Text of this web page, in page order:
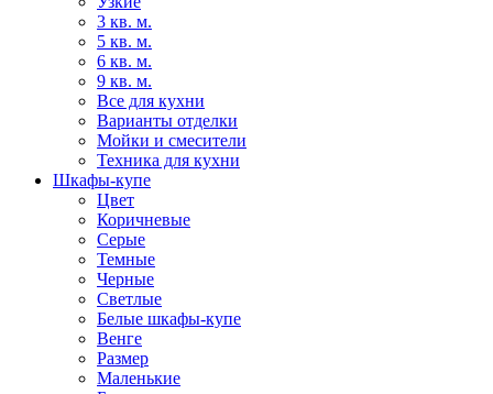
3 кв. м.
5 кв. м.
6 кв. м.
9 кв. м.
Все для кухни
Варианты отделки
Мойки и смесители
Техника для кухни
Шкафы-купе
Цвет
Коричневые
Серые
Темные
Черные
Светлые
Белые шкафы-купе
Венге
Размер
Маленькие